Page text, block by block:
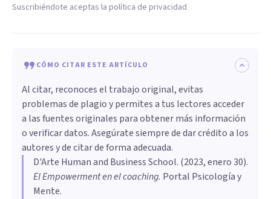
Suscribiéndote aceptas la política de privacidad
CÓMO CITAR ESTE ARTÍCULO
Al citar, reconoces el trabajo original, evitas
problemas de plagio y permites a tus lectores acceder
a las fuentes originales para obtener más información
o verificar datos. Asegúrate siempre de dar crédito a los
autores y de citar de forma adecuada.
D'Arte Human and Business School. (2023, enero 30).
El Empowerment en el coaching. Portal Psicología y
Mente.